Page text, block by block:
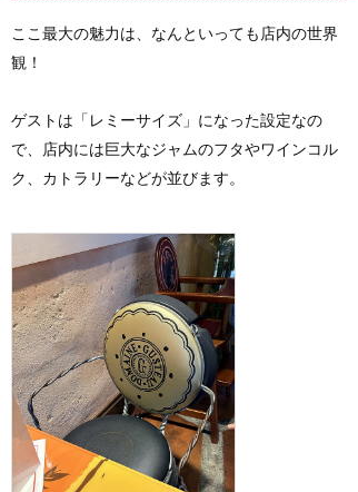
ここ最大の魅力は、なんといっても店内の世界
観！
ゲストは「レミーサイズ」になった設定なの
で、店内には巨大なジャムのフタやワインコル
ク、カトラリーなどが並びます。